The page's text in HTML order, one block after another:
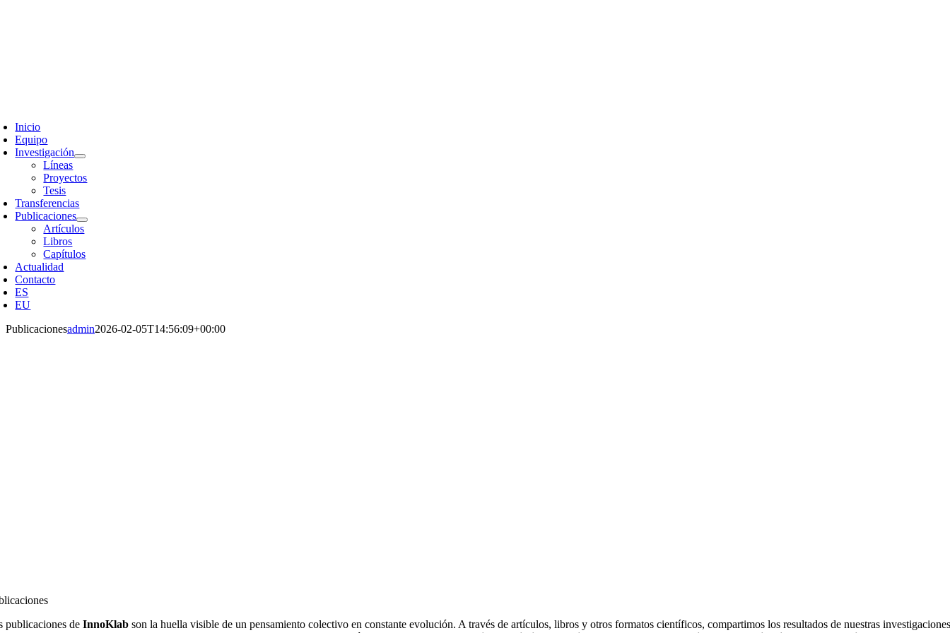
Inicio
Equipo
Investigación
Líneas
Proyectos
Tesis
Transferencias
Publicaciones
Artículos
Libros
Capítulos
Actualidad
Contacto
ES
EU
Publicacionesadmin2026-02-05T14:56:09+00:00
publicaciones deInnoKlab son la huella visible de un pensamiento colectivo en constante evolución. A través de artículos, libros y otros formatos científicos, compartimos los resultados de nuestras